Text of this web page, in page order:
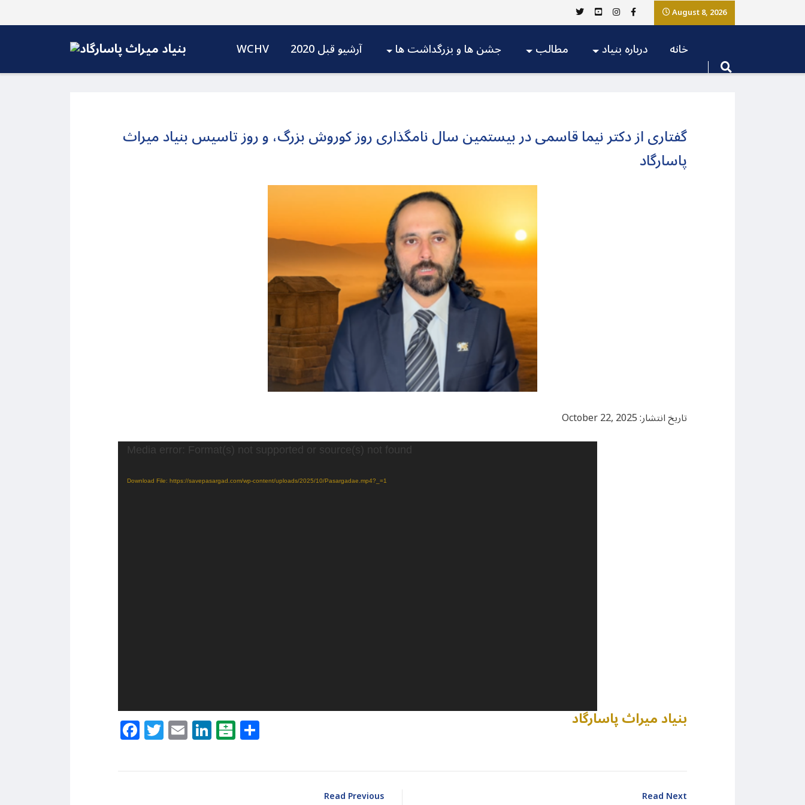
August 8, 2026
WCHV آرشیو قبل 2020 جشن ها و بزرگداشت ها مطالب درباره بنیاد خانه
گفتاری از دکتر نیما قاسمی در بیستمین سال نامگذاری روز کوروش بزرگ، و روز تاسیس بنیاد میراث
پاسارگاد
تاریخ انتشار: October 22, 2025
Media error: Format(s) not supported or source(s) not found
Download File: https://savepasargad.com/wp-content/uploads/2025/10/Pasargadae.mp4?_=1
Facebook
Twitter
EmailLinkedIn
Balatarin بنیاد میراث پاسارگاد
Read Previous Read Next